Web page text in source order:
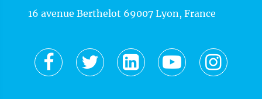
16 avenue Berthelot 69007 Lyon, France